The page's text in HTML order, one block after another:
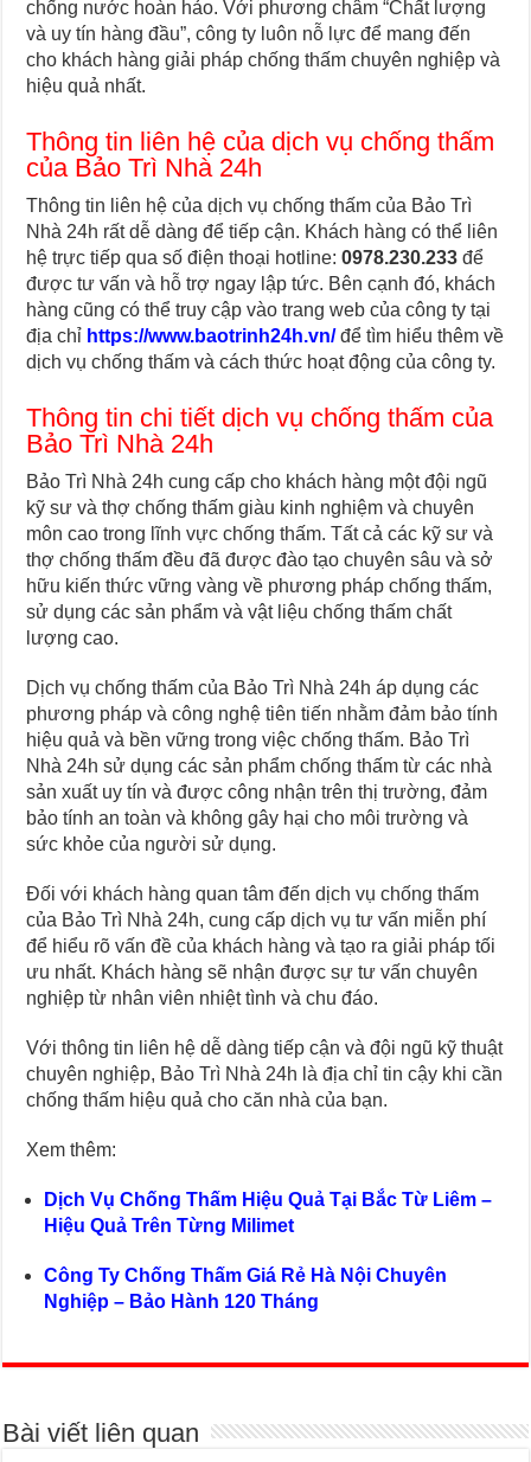
chống nước hoàn hảo. Với phương châm “Chất lượng
và uy tín hàng đầu”, công ty luôn nỗ lực để mang đến
cho khách hàng giải pháp chống thấm chuyên nghiệp và
hiệu quả nhất.
Thông tin liên hệ của dịch vụ chống thấm
của Bảo Trì Nhà 24h
Thông tin liên hệ của dịch vụ chống thấm của Bảo Trì
Nhà 24h rất dễ dàng để tiếp cận. Khách hàng có thể liên
hệ trực tiếp qua số điện thoại hotline:0978.230.233 để
được tư vấn và hỗ trợ ngay lập tức. Bên cạnh đó, khách
hàng cũng có thể truy cập vào trang web của công ty tại
địa chỉ https://www.baotrinh24h.vn/để tìm hiểu thêm về
dịch vụ chống thấm và cách thức hoạt động của công ty.
Thông tin chi tiết dịch vụ chống thấm của
Bảo Trì Nhà 24h
Bảo Trì Nhà 24h cung cấp cho khách hàng một đội ngũ
kỹ sư và thợ chống thấm giàu kinh nghiệm và chuyên
môn cao trong lĩnh vực chống thấm. Tất cả các kỹ sư và
thợ chống thấm đều đã được đào tạo chuyên sâu và sở
hữu kiến thức vững vàng về phương pháp chống thấm,
sử dụng các sản phẩm và vật liệu chống thấm chất
lượng cao.
Dịch vụ chống thấm của Bảo Trì Nhà 24h áp dụng các
phương pháp và công nghệ tiên tiến nhằm đảm bảo tính
hiệu quả và bền vững trong việc chống thấm. Bảo Trì
Nhà 24h sử dụng các sản phẩm chống thấm từ các nhà
sản xuất uy tín và được công nhận trên thị trường, đảm
bảo tính an toàn và không gây hại cho môi trường và
sức khỏe của người sử dụng.
Đối với khách hàng quan tâm đến dịch vụ chống thấm
của Bảo Trì Nhà 24h, cung cấp dịch vụ tư vấn miễn phí
để hiểu rõ vấn đề của khách hàng và tạo ra giải pháp tối
ưu nhất. Khách hàng sẽ nhận được sự tư vấn chuyên
nghiệp từ nhân viên nhiệt tình và chu đáo.
Với thông tin liên hệ dễ dàng tiếp cận và đội ngũ kỹ thuật
chuyên nghiệp, Bảo Trì Nhà 24h là địa chỉ tin cậy khi cần
chống thấm hiệu quả cho căn nhà của bạn.
Xem thêm:
Dịch Vụ Chống Thấm Hiệu Quả Tại Bắc Từ Liêm –
Hiệu Quả Trên Từng Milimet
Công Ty Chống Thấm Giá Rẻ Hà Nội Chuyên
Nghiệp – Bảo Hành 120 Tháng
Bài viết liên quan